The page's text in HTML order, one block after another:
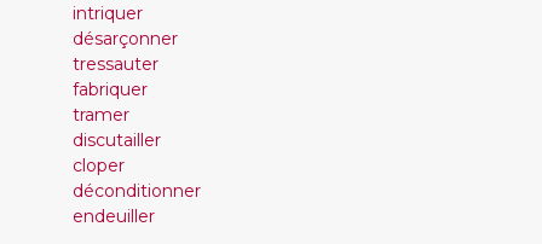
intriquer
désarçonner
tressauter
fabriquer
tramer
discutailler
cloper
déconditionner
endeuiller